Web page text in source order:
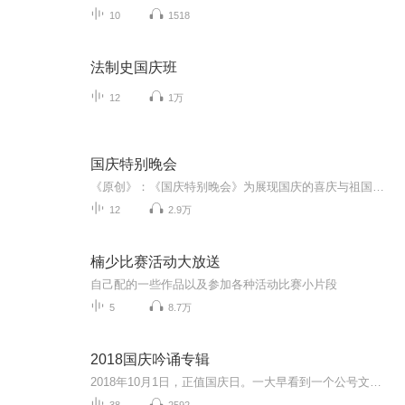
10 1518
法制史国庆班
12 1万
国庆特别晚会
12 2.9万
楠少比赛活动大放送
自己配的一些作品以及参加各种活动比赛小片段
5 8.7万
2018国庆吟诵专辑